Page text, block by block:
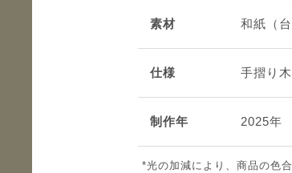
素材 和紙（
仕様 手摺り
制作年 2025年
光の加減により、商品の色